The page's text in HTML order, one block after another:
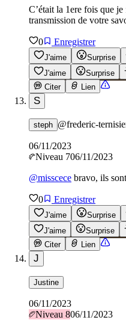
C’était la 1ere fois que
transmission de votre
0 Enregistrer
J'aime Surprise
J'aime
Surprise
Citer
Lien
S
steph @frederic-
06/11/2023
Niveau 706/11/2023
@misscece bravo, ils
0 Enregistrer
J'aime Surprise
J'aime
Surprise
Citer
Lien
J
Justine
06/11/2023
Niveau 806/11/2023